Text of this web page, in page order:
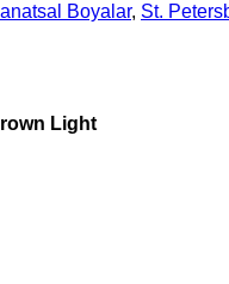
Boyalar, St.
Light